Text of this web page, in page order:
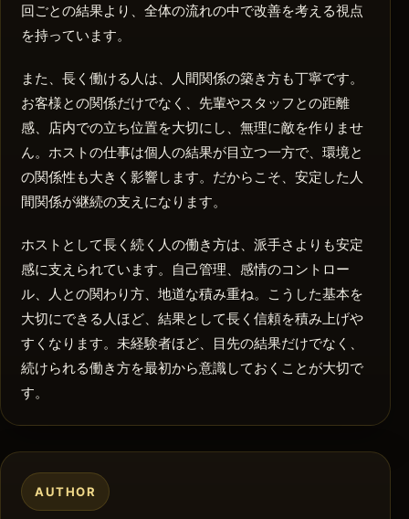
回ごとの結果より、全体の流れの中で改善を考える視点
を持っています。
また、長く働ける人は、人間関係の築き方も丁寧です。
お客様との関係だけでなく、先輩やスタッフとの距離
感、店内での立ち位置を大切にし、無理に敵を作りませ
ん。ホストの仕事は個人の結果が目立つ一方で、環境と
の関係性も大きく影響します。だからこそ、安定した人
間関係が継続の支えになります。
ホストとして長く続く人の働き方は、派手さよりも安定
感に支えられています。自己管理、感情のコントロー
ル、人との関わり方、地道な積み重ね。こうした基本を
大切にできる人ほど、結果として長く信頼を積み上げや
すくなります。未経験者ほど、目先の結果だけでなく、
続けられる働き方を最初から意識しておくことが大切で
す。
AUTHOR